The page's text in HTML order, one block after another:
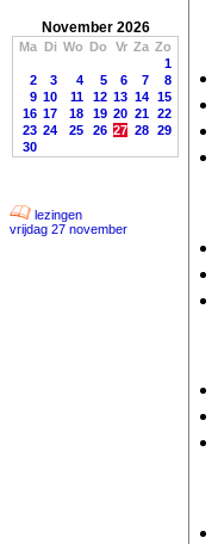
November 2026
Ma Di Wo Do Vr Za Zo
1
2
3 4 5 6 7
8
9 10 11 12 13 14 15
16 17 18 19 20 21 22
23 24 25 26 27 28 29
30
lezingen
vrijdag 27 november